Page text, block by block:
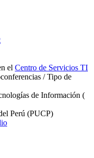
el Centro de Servicios TI
/ Tipo de
de Información (
Perú (PUCP)